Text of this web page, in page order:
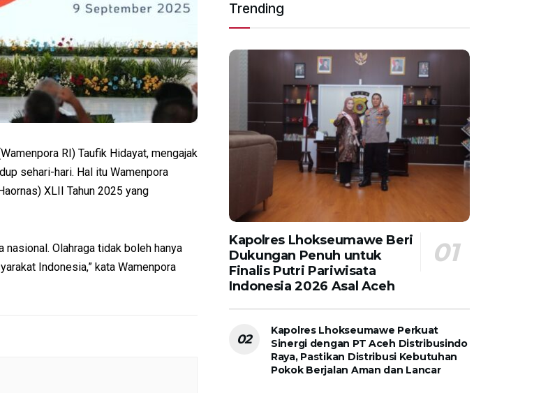
RI) Taufik Hidayat, mengajak
sehari-hari. Hal itu Wamenpora
XLII Tahun 2025 yang
Olahraga tidak boleh hanya
Indonesia,” kata Wamenpora
Trending
Kapolres Lhokseumawe Beri
Dukungan Penuh untuk
Finalis Putri Pariwisata
Indonesia 2026 Asal Aceh
Kapolres Lhokseumawe Perkuat
Sinergi dengan PT Aceh Distribusindo
Raya, Pastikan Distribusi Kebutuhan
Pokok Berjalan Aman dan Lancar